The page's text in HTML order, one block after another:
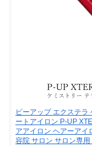
ピーアップ エクステラ
ートアイロン P-UP
アアイロン ヘアーアイ
容院 サロン サロン専